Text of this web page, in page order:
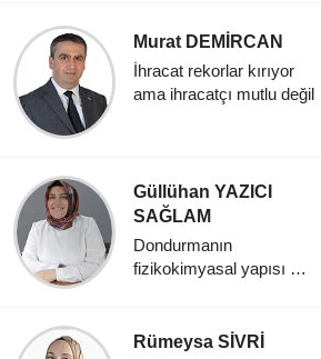
Murat DEMİRCAN
İhracat rekorlar kırıyor
ama ihracatçı mutlu değil
Güllühan YAZICI
SAĞLAM
Dondurmanın
fizikokimyasal yapısı ve
Rümeysa SİVRİ